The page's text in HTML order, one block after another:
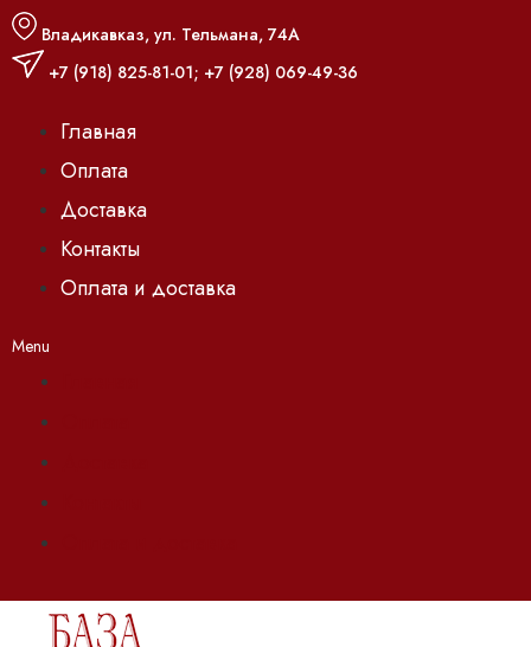
Владикавказ, ул. Тельмана, 74А
+7 (918) 825-81-01; +7 (928) 069-49-36
Главная
Оплата
Доставка
Контакты
Оплата и доставка
Menu